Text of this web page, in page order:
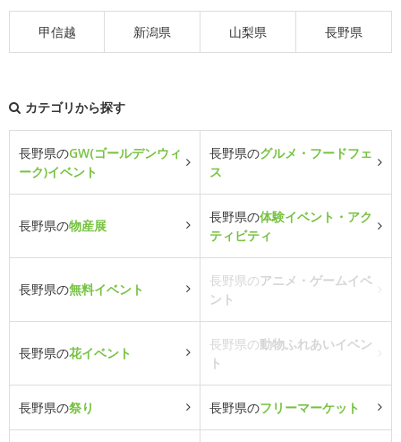
甲信越 新潟県 山梨県 長野県
カテゴリから探す
長野県のGW(ゴールデンウィ
ーク)イベント
長野県のグルメ・フードフェ
ス
長野県の物産展
長野県の体験イベント・アク
ティビティ
長野県の無料イベント
長野県のアニメ・ゲームイベ
ント
長野県の花イベント
長野県の動物ふれあいイベン
ト
長野県の祭り 長野県のフリーマーケット